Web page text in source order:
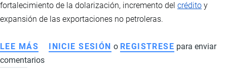
fortalecimiento de la dolarización, incremento del crédito y
expansión de las exportaciones no petroleras.
LEE MÁS SOBRE
ECONOMÍA
INICIE SESIÓN o REGISTRESE para enviar
comentarios